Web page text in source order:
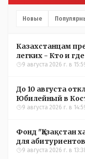
Новые
Казахстанцам
легких - Кто и
Костанайской
9 августа 2026 г. в
До 10 августа
Юбилейный в
9 августа 2026 г. в
Фонд "Қазақстан
для
9 августа 2026 г. в